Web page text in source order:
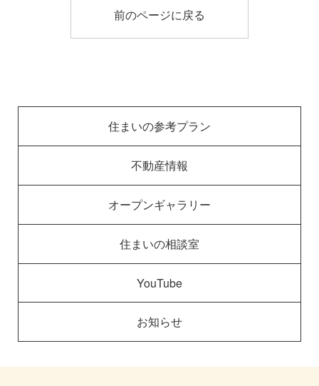
前のページに戻る
住まいの参考プラン
不動産情報
オープンギャラリー
住まいの相談室
YouTube
お知らせ